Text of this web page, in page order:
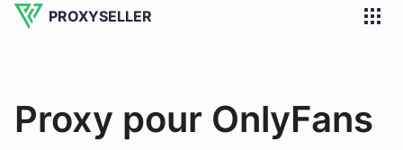
PROXYSELLER
Proxy pour OnlyFans